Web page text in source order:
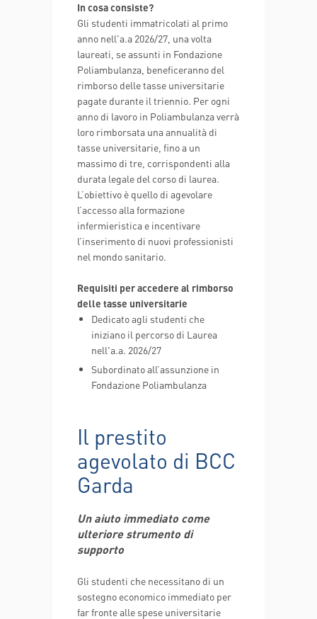
In cosa consiste?
Gli studenti immatricolati al primo
anno nell'a.a 2026/27, una volta
laureati, se assunti in Fondazione
Poliambulanza, beneficeranno del
rimborso delle tasse universitarie
pagate durante il triennio. Per ogni
anno di lavoro in Poliambulanza verrà
loro rimborsata una annualità di
tasse universitarie, fino a un
massimo di tre, corrispondenti alla
durata legale del corso di laurea.
L’obiettivo è quello di agevolare
l’accesso alla formazione
infermieristica e incentivare
l’inserimento di nuovi professionisti
nel mondo sanitario.
Requisiti per accedere al rimborso
delle tasse universitarie
Dedicato agli studenti che
iniziano il percorso di Laurea
nell'a.a. 2026/27
Subordinato all’assunzione in
Fondazione Poliambulanza
Il prestito
agevolato di BCC
Garda
Un aiuto immediato come
ulteriore strumento di
supporto
Gli studenti che necessitano di un
sostegno economico immediato per
far fronte alle spese universitarie